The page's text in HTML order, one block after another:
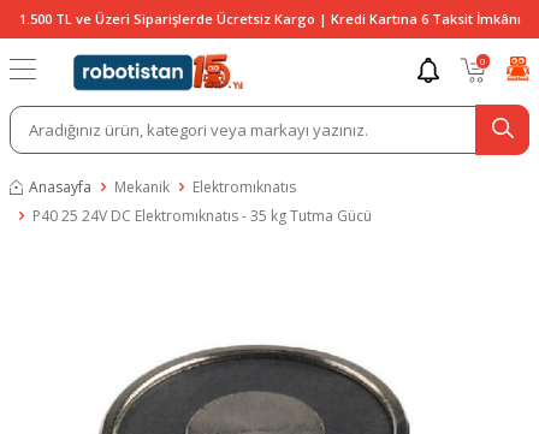
1.500 TL ve Üzeri Siparişlerde Ücretsiz Kargo | Kredi Kartına 6 Taksit İmkânı
0
Anasayfa Mekanik
Elektromıknatıs
P40 25 24V DC Elektromıknatıs - 35 kg Tutma Gücü